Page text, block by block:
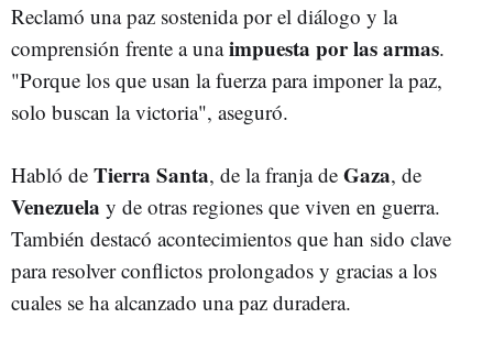
Reclamó una paz sostenida por el diálogo y la
comprensión frente a unaimpuesta por las armas.
"Porque los que usan la fuerza para imponer la paz,
solo buscan la victoria", aseguró.
Habló de Tierra Santa, de la franja de Gaza, de
Venezuela y de otras regiones que viven en guerra.
También destacó acontecimientos que han sido clave
para resolver conflictos prolongados y gracias a los
cuales se ha alcanzado una paz duradera.